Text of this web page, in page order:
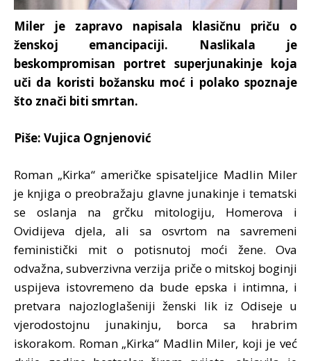
Miler je zapravo napisala klasičnu priču o
ženskoj emancipaciji. Naslikala je
beskompromisan portret superjunakinje koja
uči da koristi božansku moć i polako spoznaje
što znači biti smrtan.
Piše: Vujica Ognjenović
Roman „Kirka“ američke spisateljice Madlin Miler
je knjiga o preobražaju glavne junakinje i tematski
se oslanja na grčku mitologiju, Homerova i
Ovidijeva djela, ali sa osvrtom na savremeni
feministički mit o potisnutoj moći žene. Ova
odvažna, subverzivna verzija priče o mitskoj boginji
uspijeva istovremeno da bude epska i intimna, i
pretvara najozloglašeniji ženski lik iz Odiseje u
vjerodostojnu junakinju, borca sa hrabrim
iskorakom. Roman „Kirka“ Madlin Miler, koji je već